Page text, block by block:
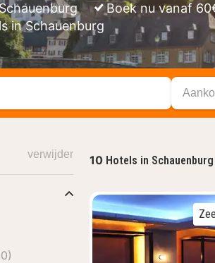
Boek nu vanaf
in Schauenburg
stad
10 Hotels in
verwijder